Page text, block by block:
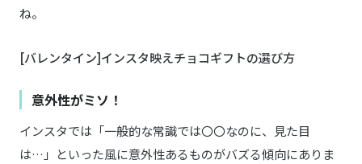
ね。
[バレンタイン]インスタ映えチョコギフトの選び方
意外性がミソ！
インスタでは「一般的な常識では〇〇なのに、見た目
は…」といった風に意外性あるものがバズる傾向にありま